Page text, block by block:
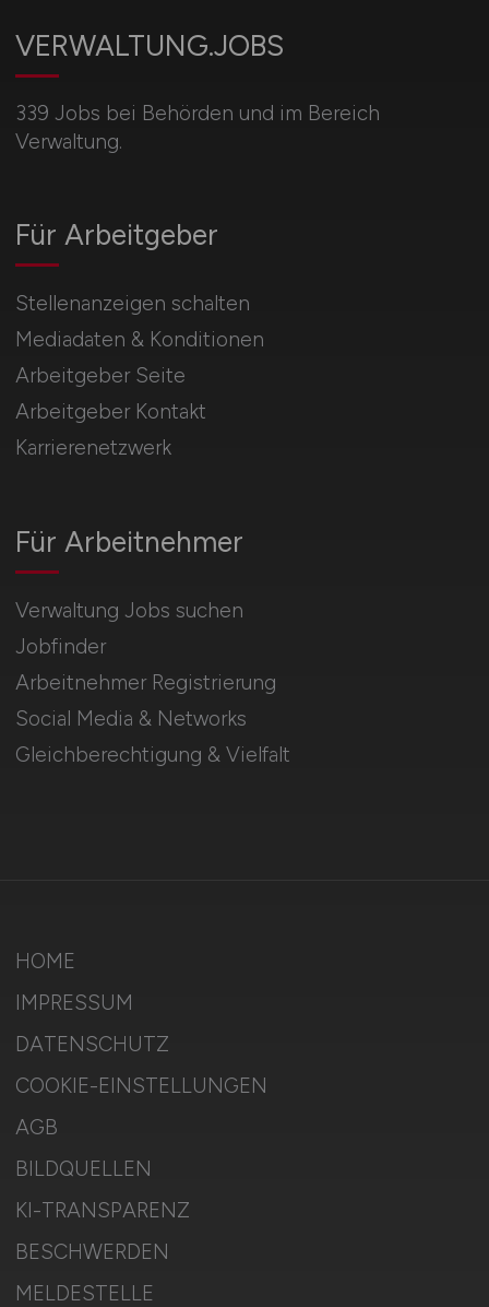
VERWALTUNG.JOBS
339 Jobs bei Behörden und im Bereich
Verwaltung.
Für Arbeitnehmer
Verwaltung Jobs suchen
Jobfinder
Arbeitnehmer Registrierung
Social Media & Networks
Gleichberechtigung & Vielfalt
Für Arbeitgeber
Stellenanzeigen schalten
Mediadaten & Konditionen
Arbeitgeber Seite
Arbeitgeber Kontakt
Karrierenetzwerk
HOME
IMPRESSUM
DATENSCHUTZ
COOKIE-EINSTELLUNGEN
AGB
BILDQUELLEN
KI-TRANSPARENZ
BESCHWERDEN
MELDESTELLE